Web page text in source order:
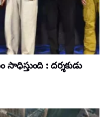
: దర్శకుడు